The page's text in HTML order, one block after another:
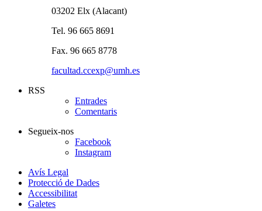
03202 Elx (Alacant)
Tel. 96 665 8691
Fax. 96 665 8778
facultad.ccexp@umh.es
RSS
Entrades
Comentaris
Segueix-nos
Facebook
Instagram
Avís Legal
Protecció de Dades
Accessibilitat
Galetes